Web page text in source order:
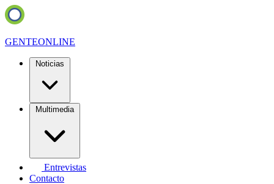
GENTEONLINE
Noticias
Multimedia
Entrevistas
Contacto